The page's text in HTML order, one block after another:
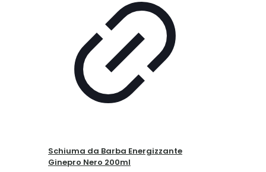
Schiuma da Barba Energizzante
Ginepro Nero 200ml